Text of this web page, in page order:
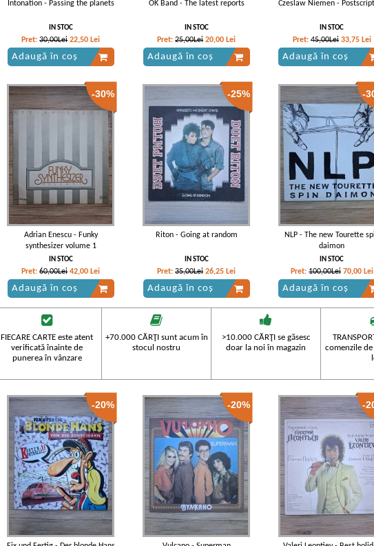
Intonation - Passing the planets
IN STOC
Pret:30,00Lei 22,50 Lei
Adaugă în coș
OK Band - The latest reports
IN STOC
Pret:25,00Lei 20,00 Lei
Adaugă în coș
Czeslaw Niemen -
IN STOC
Pret: 45,00Lei 33,75 Lei
Adaugă în coș
-30%
Adrian Enescu - Funky
synthesizer volume 1
IN STOC
Pret:60,00Lei 42,00 Lei
Adaugă în coș
-25%
Riton - Going at random
IN STOC
Pret:35,00Lei 26,25 Lei
Adaugă în coș
-
NLP - The new Tourette
daimon
IN STOC
Pret: 100,00Lei 70,00 Lei
Adaugă în coș
FIECARE CARTE este atent
verificată înainte de
punerea în vânzare
+70.000 CĂRŢI sunt acum în
stocul nostru
>10.000 CĂRŢI se găsesc
doar la noi în magazin
comenzile
-20% -20% -